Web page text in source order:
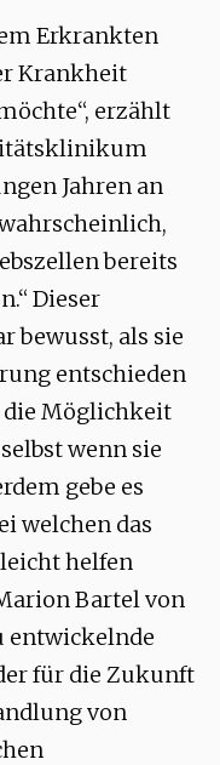
Erkrankten
Krankheit
erzählt
Jahren an
bereits
Dieser
bewusst, als sie
entschieden
die Möglichkeit
wenn sie
gebe es
welchen das
helfen
Bartel von
entwickelnde
für die Zukunft
von